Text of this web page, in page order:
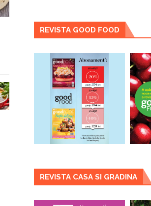
REVISTA GOOD FOOD
REVISTA CASA SI GRADINA